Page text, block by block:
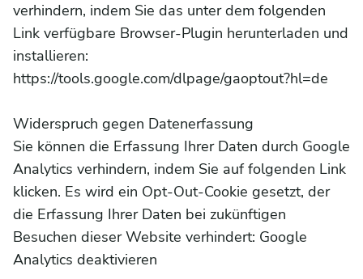
verhindern, indem Sie das unter dem folgenden
Link verfügbare Browser-Plugin herunterladen und
installieren:
https://tools.google.com/dlpage/gaoptout?hl=de
Widerspruch gegen Datenerfassung
Sie können die Erfassung Ihrer Daten durch Google
Analytics verhindern, indem Sie auf folgenden Link
klicken. Es wird ein Opt-Out-Cookie gesetzt, der
die Erfassung Ihrer Daten bei zukünftigen
Besuchen dieser Website verhindert: Google
Analytics deaktivieren